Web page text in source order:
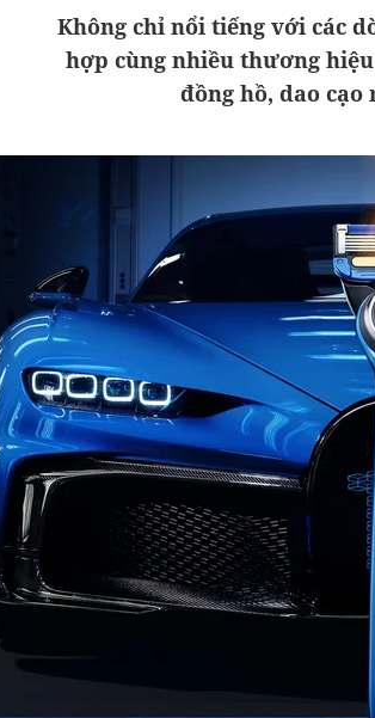
Không chỉ nổi tiếng với các
hợp cùng nhiều thương
đồng hồ, dao